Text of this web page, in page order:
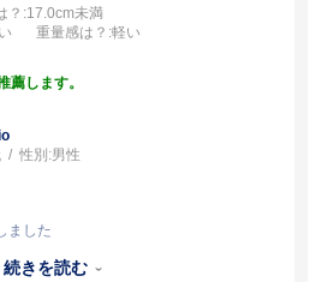
？ :17.0cm未満
重量感は？ :軽い
薦します。
性別:男性
ました
感謝のメールが来ました
続きを読む